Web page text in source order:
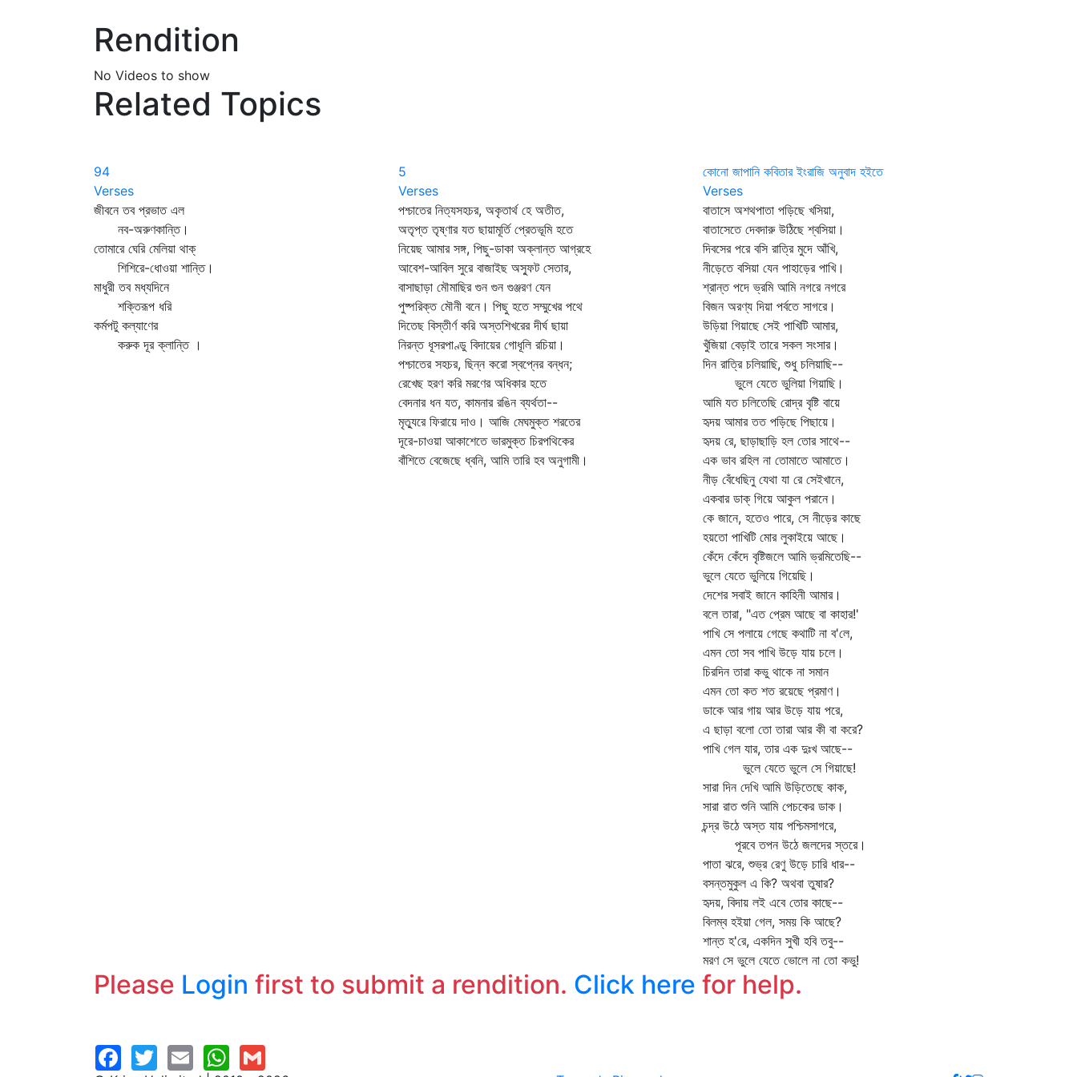
Rendition
No Videos to show
Related Topics
94
Verses
জীবনে তব প্রভাত এল
নব-অরুণকান্তি।
তোমারে ঘেরি মেলিয়া থাক্‌
শিশিরে-ধোওয়া শান্তি।
মাধুরী তব মধ্যদিনে
শক্তিরূপ ধরি
কর্মপটু কল্যাণের
করুক দূর ক্লান্তি ।
5
Verses
পশ্চাতের নিত্যসহচর, অকৃতার্থ হে অতীত,
অতৃপ্ত তৃষ্ণার যত ছায়ামূর্তি প্রেতভূমি হতে
নিয়েছ আমার সঙ্গ, পিছু-ডাকা অক্লান্ত আগ্রহে
আবেশ-আবিল সুরে বাজাইছ অস্ফুট সেতার,
বাসাছাড়া মৌমাছির গুন গুন গুঞ্জরণ যেন
পুষ্পরিক্ত মৌনী বনে। পিছু হতে সম্মুখের পথে
দিতেছ বিস্তীর্ণ করি অস্তশিখরের দীর্ঘ ছায়া
নিরন্ত ধূসরপাণ্ডু বিদায়ের গোধূলি রচিয়া।
পশ্চাতের সহচর, ছিন্ন করো স্বপ্নের বন্ধন;
রেখেছ হরণ করি মরণের অধিকার হতে
বেদনার ধন যত, কামনার রঙিন ব্যর্থতা--
মৃত্যুরে ফিরায়ে দাও। আজি মেঘমুক্ত শরতের
দূরে-চাওয়া আকাশেতে ভারমুক্ত চিরপথিকের
বাঁশিতে বেজেছে ধ্বনি, আমি তারি হব অনুগামী।
কোনো জাপানি কবিতার ইংরাজি অনুবাদ হইতে
Verses
বাতাসে অশথপাতা পড়িছে খসিয়া,
বাতাসেতে দেবদারু উঠিছে শ্বসিয়া।
দিবসের পরে বসি রাত্রি মুদে আঁখি,
নীড়েতে বসিয়া যেন পাহাড়ের পাখি।
শ্রান্ত পদে ভ্রমি আমি নগরে নগরে
বিজন অরণ্য দিয়া পর্বতে সাগরে।
উড়িয়া গিয়াছে সেই পাখিটি আমার,
খুঁজিয়া বেড়াই তারে সকল সংসার।
দিন রাত্রি চলিয়াছি, শুধু চলিয়াছি--
ভুলে যেতে ভুলিয়া গিয়াছি।
আমি যত চলিতেছি রোদ্র বৃষ্টি বায়ে
হৃদয় আমার তত পড়িছে পিছায়ে।
হৃদয় রে, ছাড়াছাড়ি হল তোর সাথে--
এক ভাব রহিল না তোমাতে আমাতে।
নীড় বেঁধেছিনু যেথা যা রে সেইখানে,
একবার ডাক্‌ গিয়ে আকুল পরানে।
কে জানে, হতেও পারে, সে নীড়ের কাছে
হয়তো পাখিটি মোর লুকাইয়ে আছে।
কেঁদে কেঁদে বৃষ্টিজলে আমি ভ্রমিতেছি--
ভুলে যেতে ভুলিয়ে গিয়েছি।
দেশের সবাই জানে কাহিনী আমার।
বলে তারা, "এত প্রেম আছে বা কাহার!'
পাখি সে পলায়ে গেছে কথাটি না ব'লে,
এমন তো সব পাখি উড়ে যায় চলে।
চিরদিন তারা কভু থাকে না সমান
এমন তো কত শত রয়েছে প্রমাণ।
ডাকে আর গায় আর উড়ে যায় পরে,
এ ছাড়া বলো তো তারা আর কী বা করে?
পাখি গেল যার, তার এক দুঃখ আছে--
ভুলে যেতে ভুলে সে গিয়াছে!
সারা দিন দেখি আমি উড়িতেছে কাক,
সারা রাত শুনি আমি পেচকের ডাক।
চন্দ্র উঠে অস্ত যায় পশ্চিমসাগরে,
পূরবে তপন উঠে জলদের স্তরে।
পাতা ঝরে, শুভ্র রেণু উড়ে চারি ধার--
বসন্তমুকুল এ কি? অথবা তুষার?
হৃদয়, বিদায় লই এবে তোর কাছে--
বিলম্ব হইয়া গেল, সময় কি আছে?
শান্ত হ'রে, একদিন সুখী হবি তবু--
মরণ সে ভুলে যেতে ভোলে না তো কভু!
Please Login first to submit a rendition. Click here for help.